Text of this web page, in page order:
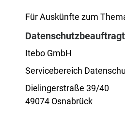
Für Auskünfte zum
Itebo GmbH
Servicebereich
Dielingerstraße 39/40
49074 Osnabrück